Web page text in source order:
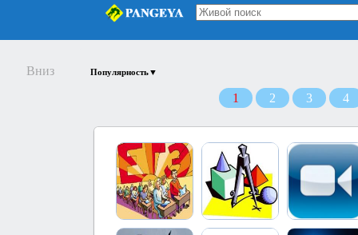
Популярность▼
1 2 3 4
Вниз